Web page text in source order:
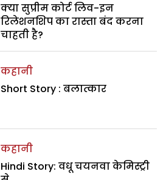
क्या सुप्रीम कोर्ट लिव-इन
रिलेशनशिप का रास्ता बंद करना
चाहती है?
कहानी
Short Story : बलात्कार
कहानी
Hindi Story: वधू चयनवा केमिस्ट्री